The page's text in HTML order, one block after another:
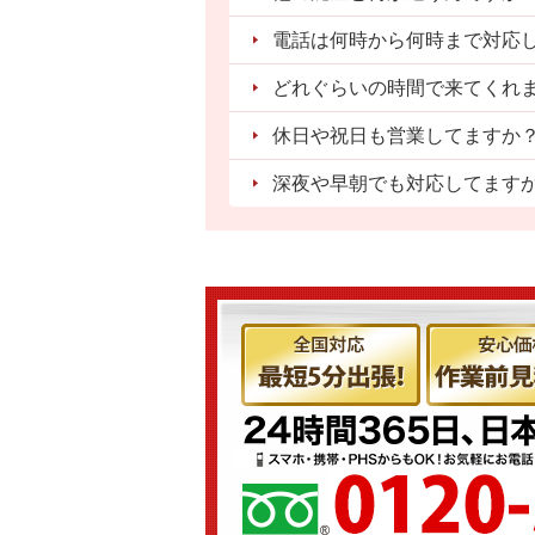
電話は何時から何時まで対応
どれぐらいの時間で来てくれ
休日や祝日も営業してますか
深夜や早朝でも対応してます